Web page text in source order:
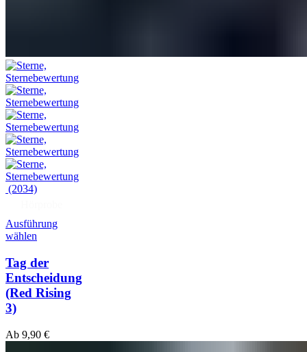
(2034)
Ausführung
wählen
Tag der
Entscheidung
(Red Rising
3)
Ab 9,90 €